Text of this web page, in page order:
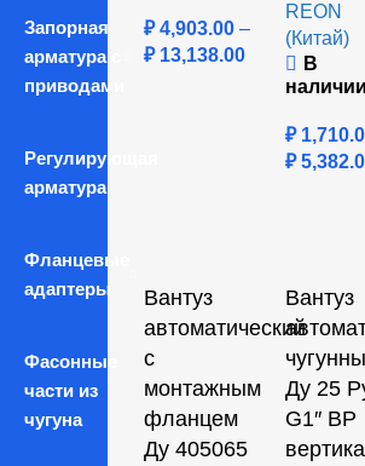
Запорная
арматура с
приводами
Регулирующая
арматура
Фланцевые
адаптеры
Фасонные
части из
чугуна
₽4,903.00 –
₽13,138.00
REON
(Китай)
В
наличии
₽
₽
Вантуз
автоматический
с
монтажным
фланцем
Ду 405065
Вантуз
Ду 25
G1″ ВР